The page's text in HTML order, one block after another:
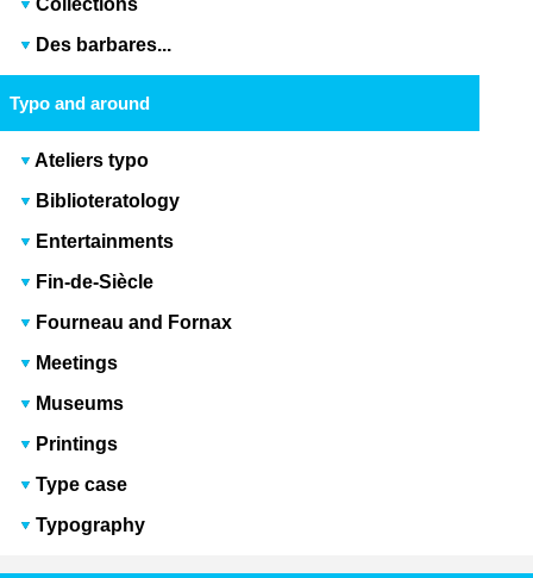
Collections
Des barbares...
Typo and around
Ateliers typo
Biblioteratology
Entertainments
Fin-de-Siècle
Fourneau and Fornax
Meetings
Museums
Printings
Type case
Typography